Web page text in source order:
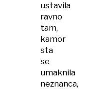
ustavila
ravno
tam,
kamor
sta
se
umaknila
neznanca,